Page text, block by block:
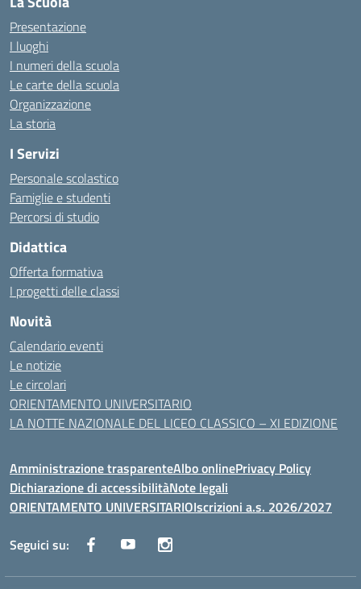
Presentazione
I luoghi
I numeri della scuola
Le carte della scuola
Organizzazione
La storia
I Servizi
Personale scolastico
Famiglie e studenti
Percorsi di studio
Didattica
Offerta formativa
I progetti delle classi
Novità
Calendario eventi
Le notizie
Le circolari
ORIENTAMENTO UNIVERSITARIO
LA NOTTE NAZIONALE DEL LICEO CLASSICO – XI EDIZIONE
Amministrazione trasparenteAlbo onlinePrivacy Policy
Dichiarazione di accessibilitàNote legali
ORIENTAMENTO UNIVERSITARIOIscrizioni a.s. 2026/2027
Seguici su: